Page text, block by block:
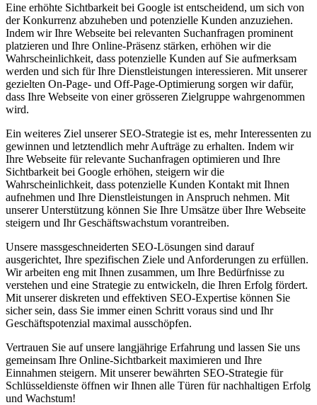
Eine erhöhte Sichtbarkeit bei Google ist entscheidend, um sich von
der Konkurrenz abzuheben und potenzielle Kunden anzuziehen.
Indem wir Ihre Webseite bei relevanten Suchanfragen prominent
platzieren und Ihre Online-Präsenz stärken, erhöhen wir die
Wahrscheinlichkeit, dass potenzielle Kunden auf Sie aufmerksam
werden und sich für Ihre Dienstleistungen interessieren. Mit unserer
gezielten On-Page- und Off-Page-Optimierung sorgen wir dafür,
dass Ihre Webseite von einer grösseren Zielgruppe wahrgenommen
wird.
Ein weiteres Ziel unserer SEO-Strategie ist es, mehr Interessenten zu
gewinnen und letztendlich mehr Aufträge zu erhalten. Indem wir
Ihre Webseite für relevante Suchanfragen optimieren und Ihre
Sichtbarkeit bei Google erhöhen, steigern wir die
Wahrscheinlichkeit, dass potenzielle Kunden Kontakt mit Ihnen
aufnehmen und Ihre Dienstleistungen in Anspruch nehmen. Mit
unserer Unterstützung können Sie Ihre Umsätze über Ihre Webseite
steigern und Ihr Geschäftswachstum vorantreiben.
Unsere massgeschneiderten SEO-Lösungen sind darauf
ausgerichtet, Ihre spezifischen Ziele und Anforderungen zu erfüllen.
Wir arbeiten eng mit Ihnen zusammen, um Ihre Bedürfnisse zu
verstehen und eine Strategie zu entwickeln, die Ihren Erfolg fördert.
Mit unserer diskreten und effektiven SEO-Expertise können Sie
sicher sein, dass Sie immer einen Schritt voraus sind und Ihr
Geschäftspotenzial maximal ausschöpfen.
Vertrauen Sie auf unsere langjährige Erfahrung und lassen Sie uns
gemeinsam Ihre Online-Sichtbarkeit maximieren und Ihre
Einnahmen steigern. Mit unserer bewährten SEO-Strategie für
Schlüsseldienste öffnen wir Ihnen alle Türen für nachhaltigen Erfolg
und Wachstum!